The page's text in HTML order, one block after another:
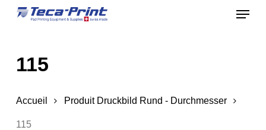
Skip
Menu
115
Accueil Produit Druckbild Rund - Durchmesser
115